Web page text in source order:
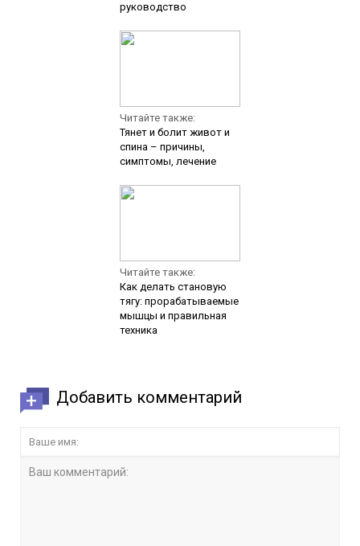
руководство
Читайте также:
Тянет и болит живот и
спина – причины,
симптомы, лечение
Читайте также:
Как делать становую
тягу: прорабатываемые
мышцы и правильная
техника
Добавить комментарий